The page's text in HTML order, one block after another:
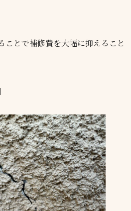
ことで補修費を大幅に抑えること